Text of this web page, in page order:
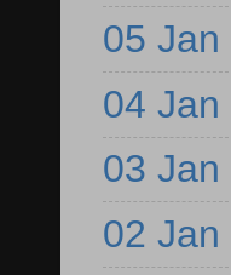
05 Jan
04 Jan
03 Jan
02 Jan